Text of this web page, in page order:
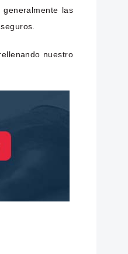
las
nuestro